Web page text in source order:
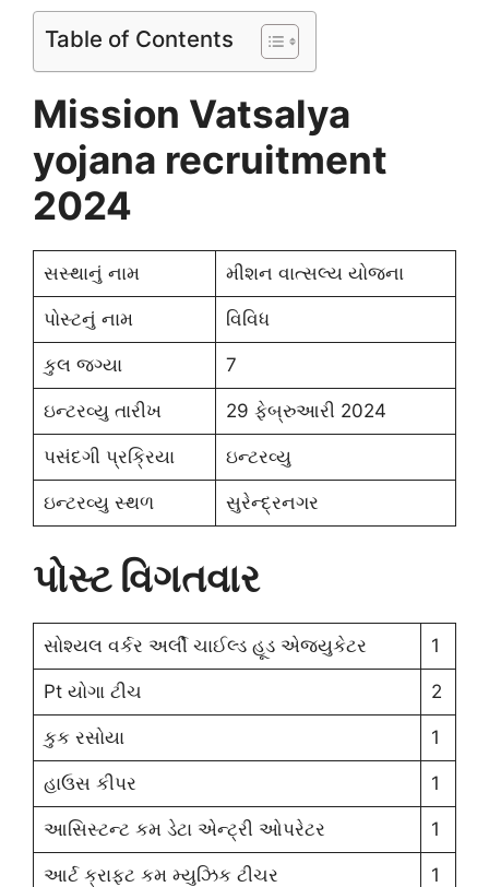
Table of Contents
Mission Vatsalya
yojana recruitment
2024
સસ્થાનું નામ મીશન વાત્સલ્ય યોજના
પોસ્ટનું નામ વિવિધ
કુલ જગ્યા 7
ઇન્ટરવ્યુ તારીખ 29 ફેબ્રુઆરી 2024
પસંદગી પ્રક્રિયા ઇન્ટરવ્યુ
ઇન્ટરવ્યુ સ્થળ સુરેન્દ્રનગર
પોસ્ટ વિગતવાર
સોશ્યલ વર્કર અર્લી ચાઈલ્ડ હૂડ એજ્યુકેટર 1
Pt યોગા ટીચ 2
કુક રસોયા 1
હાઉસ કીપર 1
આસિસ્ટન્ટ કમ ડેટા એન્ટ્રી ઓપરેટર 1
આર્ટ ક્રાફટ કમ મ્યુઝિક ટીચર 1